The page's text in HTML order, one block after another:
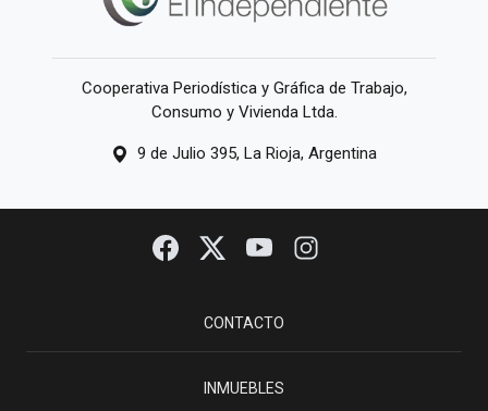
Cooperativa Periodística y Gráfica de Trabajo,
Consumo y Vivienda Ltda.
9 de Julio 395, La Rioja, Argentina
CONTACTO
INMUEBLES